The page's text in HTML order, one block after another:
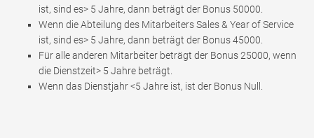
ist, sind es> 5 Jahre, dann beträgt der Bonus 50000.
Wenn die Abteilung des Mitarbeiters Sales & Year of Service
ist, sind es> 5 Jahre, dann beträgt der Bonus 45000.
Für alle anderen Mitarbeiter beträgt der Bonus 25000, wenn
die Dienstzeit> 5 Jahre beträgt.
Wenn das Dienstjahr <5 Jahre ist, ist der Bonus Null.